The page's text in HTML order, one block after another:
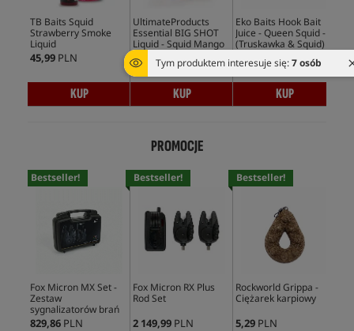
Tym produktem interesuje się:7 osób
TB Baits Squid
Strawberry Smoke
Liquid
45,99 PLN
KUP
UltimateProducts
Essential BIG SHOT
Liquid - Squid Mango
59,99PLN
KUP
Eko Baits Hook Bait
Juice - Queen Squid -
(Truskawka & Squid)
34,99PLN
KUP
PROMOCJE
Bestseller!
Fox Micron MX Set -
Zestaw
sygnalizatorów brań
829,86 PLN
Bestseller!
Fox Micron RX Plus
Rod Set
2 149,99 PLN
Bestseller!
Rockworld Grippa -
Ciężarek karpiowy
5,29 PLN